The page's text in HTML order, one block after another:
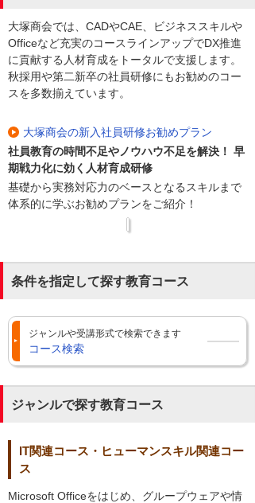
大塚商会では、CADやCAE、ビジネススキルや
Officeなど充実のコースラインアップでDX推進
に貢献する人材育成をトータルで支援します。
秋採用や第二新卒の社員研修にもお勧めのコー
スを多数揃えています。
大塚商会の新入社員研修お勧めプラン
社員教育の時間不足やノウハウ不足を解決！ 早
期戦力化に効く人材育成研修
基礎から実務対応力のベースとなるスキルまで
体系的に学ぶお勧めプランをご紹介！
条件を指定して探す教育コース
ジャンルや受講形式で検索できます
コース検索
ジャンルで探す教育コース
IT関連コース・ヒューマンスキル関連コー
ス
Microsoft Officeをはじめ、グループウェアや情